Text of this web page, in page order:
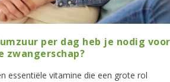
per dag heb je nodig voor
zwangerschap?
essentiële vitamine die een grote rol